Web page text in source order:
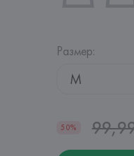
Размер:
M
50%